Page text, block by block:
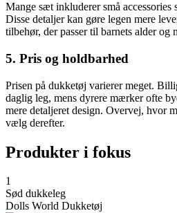
Mange sæt inkluderer små accessories
Disse detaljer kan gøre legen mere
tilbehør, der passer til barnets alder og
5. Pris og holdbarhed
Prisen på dukketøj varierer meget.
daglig leg, mens dyrere mærker ofte
mere detaljeret design. Overvej, hvor
vælg derefter.
Produkter i fokus
1
Sød dukkeleg
Dolls World Dukketøj